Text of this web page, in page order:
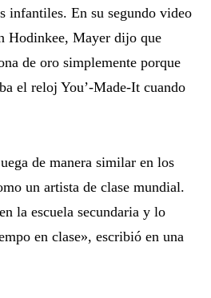
infantiles. En su segundo video
Hodinkee, Mayer dijo que
de oro simplemente porque
el reloj You’-Made-It cuando
de manera similar en los
un artista de clase mundial.
la escuela secundaria y lo
en clase», escribió en una